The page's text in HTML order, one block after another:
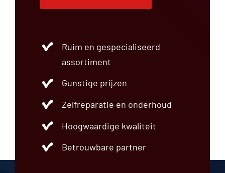
Ruim en gespecialiseerd
assortiment
Gunstige prijzen
Zelfreparatie en onderhoud
Hoogwaardige kwaliteit
Betrouwbare partner